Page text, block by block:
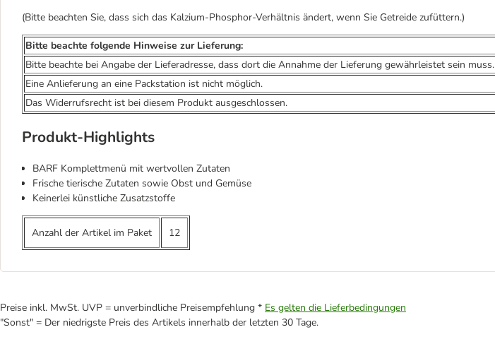
(Bitte beachten Sie, dass sich das Kalzium-Phosphor-Verhältnis ändert, wenn Sie Getreide zufüttern.)
Bitte beachte folgende Hinweise zur Lieferung:
Bitte beachte bei Angabe der Lieferadresse, dass dort die Annahme der Lieferung gewährleistet sein muss.
Eine Anlieferung an eine Packstation ist nicht möglich.
Das Widerrufsrecht ist bei diesem Produkt ausgeschlossen.
Produkt-Highlights
BARF Komplettmenü mit wertvollen Zutaten
Frische tierische Zutaten sowie Obst und Gemüse
Keinerlei künstliche Zusatzstoffe
Anzahl der Artikel im Paket 12
Preise inkl. MwSt. UVP = unverbindliche Preisempfehlung * Es gelten die Lieferbedingungen
"Sonst" = Der niedrigste Preis des Artikels innerhalb der letzten 30 Tage.